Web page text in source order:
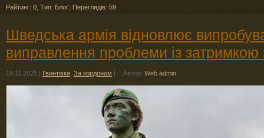
Рейтинг: 0 Тип: Блоґ Переглядів: 59
Шведська армія відновлює
виправлення проблеми із
19.11.2025 | Гвинтівки За кордоном | Автор: Web admin